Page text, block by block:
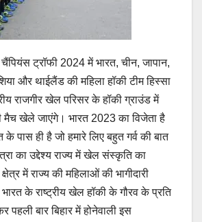
ट्रॉफी 2024 में भारत, चीन, जापान,
और थाईलैंड की महिला हॉकी टीम हिस्सा
राजगीर खेल परिसर के हॉकी ग्राउंड में
मैच खेले जाएंगे। भारत 2023 का विजेता है
के पास ही है जो हमारे लिए बहुत गर्व की बात
का उद्देश्य राज्य में खेल संस्कृति का
में राज्य की महिलाओं की भागीदारी
के राष्ट्रीय खेल हॉकी के गौरव के प्रति
पहली बार बिहार में होनेवाली इस